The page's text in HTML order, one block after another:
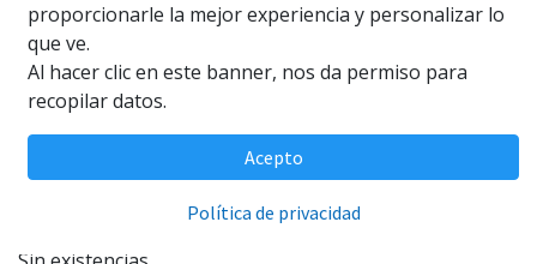
Seachem Axolotl Buffer 250ml
15,60€
AÑADIR AL CARRITO
proporcionarle la mejor experiencia y personalizar lo
que ve.
Al hacer clic en este banner, nos da permiso para
recopilar datos.
Acepto
Política de privacidad